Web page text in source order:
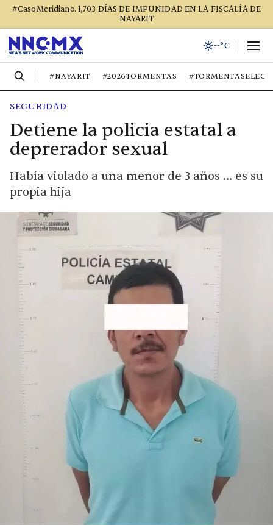
#CasoMeridiano. 1,703 DÍAS DE IMPUNIDAD EN LA FISCALÍA DE
NAYARIT
--°C
#NAYARIT #2026TORMENTAS
SEGURIDAD
Detiene la policia estatal a
deprerador sexual
Había violado a una menor de 3 años ... es su
propia hija